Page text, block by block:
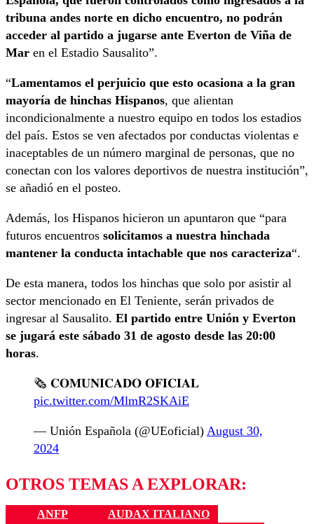
tribuna andes norte en dicho encuentro, no podrán
acceder al partido a jugarse ante Everton de Viña de
Mar en el Estadio Sausalito”.
“Lamentamos el perjuicio que esto ocasiona a la gran
mayoría de hinchas Hispanos, que alientan
incondicionalmente a nuestro equipo en todos los estadios
del país. Estos se ven afectados por conductas violentas e
inaceptables de un número marginal de personas, que no
conectan con los valores deportivos de nuestra institución”,
se añadió en el posteo.
Además, los Hispanos hicieron un apuntaron que “para
futuros encuentros solicitamos a nuestra hinchada
mantener la conducta intachable que nos caracteriza“.
De esta manera, todos los hinchas que solo por asistir al
sector mencionado en El Teniente, serán privados de
ingresar al Sausalito. El partido entre Unión y Everton
se jugará este sábado 31 de agosto desde las 20:00
horas.
🗞️ 𝐂𝐎𝐌𝐔𝐍𝐈𝐂𝐀𝐃𝐎 𝐎𝐅𝐈𝐂𝐈𝐀𝐋
pic.twitter.com/MlmR2SKAiE
— Unión Española (@UEoficial) August 30,
2024
OTROS TEMAS A EXPLORAR:
ANFP
AUDAX ITALIANO